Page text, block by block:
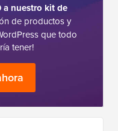
a nuestro kit de
de productos y
que todo
tener!